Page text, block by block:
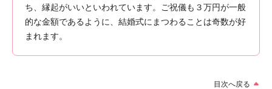
ち、縁起がいいといわれています。ご祝儀も３万円が一般
的な金額であるように、結婚式にまつわることは奇数が好
まれます。
目次へ戻る